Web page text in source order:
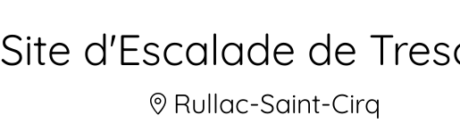
Site d'Escalade de
Rullac-Saint-Cirq